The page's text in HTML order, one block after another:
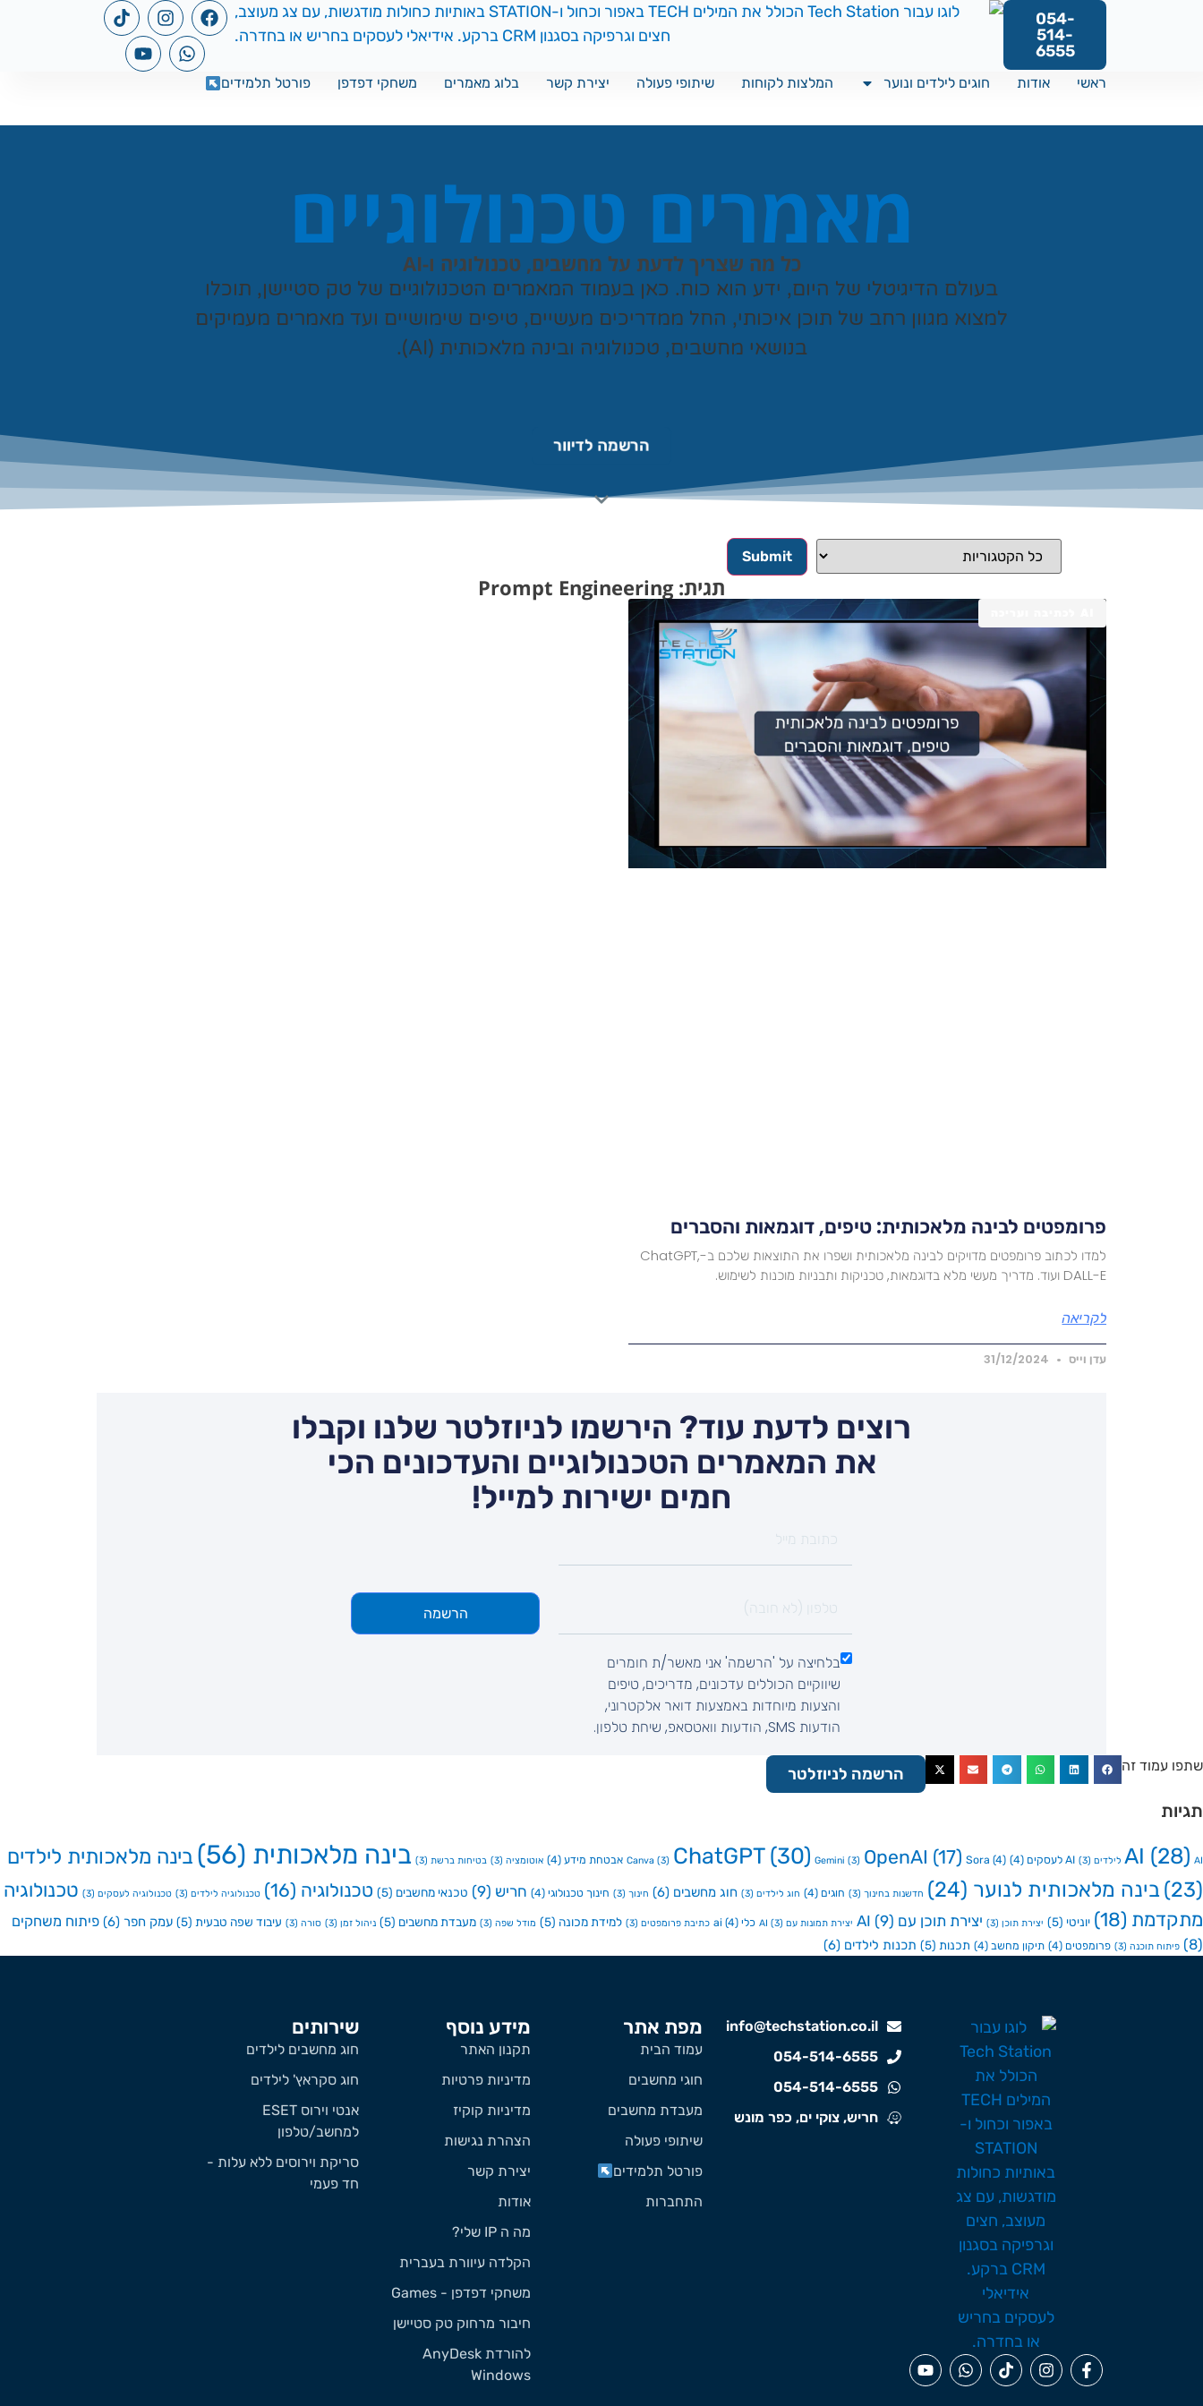
054-
514-
6555
ראשי אודות חוגים לילדים ונוער המלצות לקוחות שיתופי פעולה יצירת קשר בלוג מאמרים משחקי דפדפן פורטל תלמידים
מאמרים טכנולוגיים
כל מה שצריך לדעת על מחשבים, טכנולוגיה ו-AI
בעולם הדיגיטלי של היום, ידע הוא כוח. כאן בעמוד המאמרים הטכנולוגיים של טק סטיישן, תוכלו
למצוא מגוון רחב של תוכן איכותי, החל ממדריכים מעשיים, טיפים שימושיים ועד מאמרים מעמיקים
בנושאי מחשבים, טכנולוגיה ובינה מלאכותית (AI).
הרשמה לדיוור
תגית: Prompt Engineering
פרומפטים לבינה מלאכותית: טיפים, דוגמאות והסברים
למדו לכתוב פרומפטים מדויקים לבינה מלאכותית ושפרו את התוצאות שלכם ב-ChatGPT,
DALL-E ועוד. מדריך מעשי מלא בדוגמאות, טכניקות ותבניות מוכנות לשימוש.
לקריאה
עדן וייס
רוצים לדעת עוד? הירשמו לניוזלטר שלנו וקבלו
את המאמרים הטכנולוגיים והעדכונים הכי
חמים ישירות למייל!
בלחיצה על 'הרשמה' אני מאשר/ת חומרים
שיווקיים הכוללים עדכונים, מדריכים, טיפים
והצעות מיוחדות באמצעות דואר אלקטרוני,
הודעות SMS, הודעות וואטסאפ, שיחת טלפון.
הרשמה
שתפו עמוד זה הרשמה לניוזלטר
תגיות
AI (28) AI לילדים (3) AI לעסקים (4)
Canva (3) ChatGPT(30) Gemini (3) OpenAI (17) Sora (4) אבטחת מידע (4) אוטומציה (3) בטיחות ברשת (3) בינה מלאכותית (56)
בינה מלאכותית לילדים
(23)
בינה מלאכותית לנוער (24) חדשנות בחינוך (3) חוגים (4) חוג לילדים (3) חוג מחשבים (6) חינוך (3) חינוך טכנולוגי (4) חריש (9) טכנאי מחשבים (5) טכנולוגיה (16) טכנולוגיה לילדים (3) טכנולוגיה לעסקים (3)
טכנולוגיה
מתקדמת (18) יוניטי (5) יצירת תוכן (3) יצירת תוכן עם AI (9) יצירת תמונות עם AI (3) כלי ai (4) כתיבת פרומפטים (3) למידת מכונה (5) מודל שפה (3) מעבדת מחשבים (5) ניהול זמן (3) סורה (3) עיבוד שפה טבעית (5) עמק חפר (6)
פיתוח משחקים
(8)
פיתוח תוכנה (3) פרומפטים (4) תיקון מחשב (4) תכנות (5) תכנות לילדים (6)
info@techstation.co.il
054-514-6555
054-514-6555
חריש, צוקי ים, כפר מונש
מפת אתר
עמוד הבית
חוגי מחשבים
מעבדת מחשבים
שיתופי פעולה
פורטל תלמידים
התחברות
מידע נוסף
תקנון האתר
מדיניות פרטיות
מדיניות קוקיז
הצהרת נגישות
יצירת קשר
אודות
מה ה IP שלי?
הקלדה עיוורת בעברית
משחקי דפדפן - Games
חיבור מרחוק טק סטיישן
להורדת AnyDesk
Windows
שירותים
חוג מחשבים לילדים
חוג סקראץ' לילדים
אנטי וירוס ESET
למחשב/טלפון
סריקת וירוסים ללא עלות -
חד פעמי